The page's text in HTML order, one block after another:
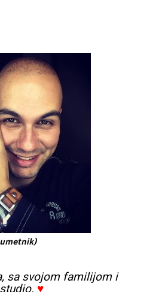
sa svojom familijom i
dio. ♥